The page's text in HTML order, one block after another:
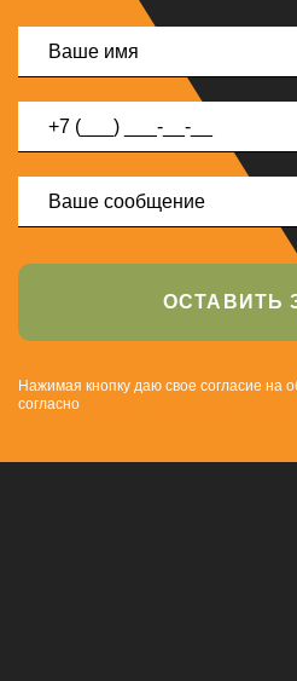
ОСТАВИТЬ
Нажимая кнопку даю свое согласие на
согласно